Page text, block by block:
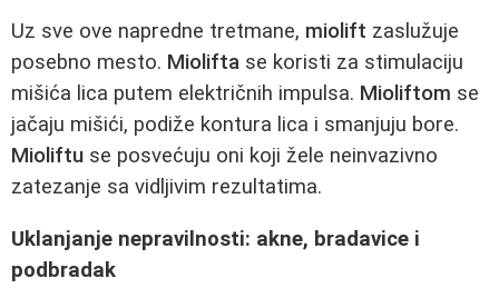
Uz sve ove napredne tretmane, miolift zaslužuje
posebno mesto. Miolifta se koristi za stimulaciju
mišića lica putem električnih impulsa. Mioliftom se
jačaju mišići, podiže kontura lica i smanjuju bore.
Mioliftu se posvećuju oni koji žele neinvazivno
zatezanje sa vidljivim rezultatima.
Uklanjanje nepravilnosti: akne, bradavice i
podbradak